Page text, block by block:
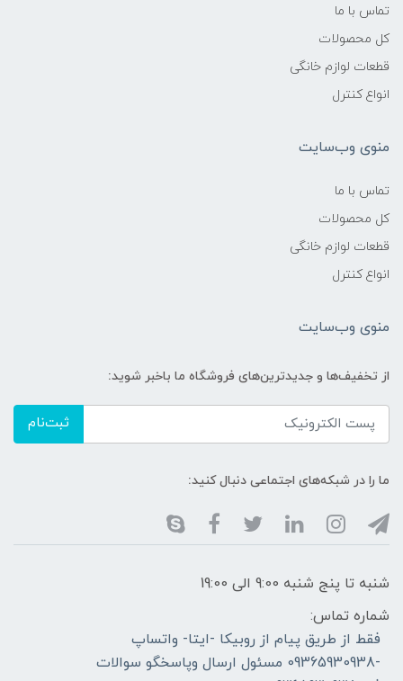
تماس با ما
کل محصولات
قطعات لوازم خانگی
انواع کنترل
منوی وب‌سایت
تماس با ما
کل محصولات
قطعات لوازم خانگی
انواع کنترل
منوی وب‌سایت
از تخفیف‌ها و جدیدترین‌های فروشگاه ما باخبر شوید:
ثبت‌نام
ما را در شبکه‌های اجتماعی دنبال کنید:
شنبه تا پنج شنبه 9:00 الی 19:00
شماره تماس:
فقط از طریق پیام از روبیکا -ایتا- واتساپ
-09365930938 مسئول ارسال وپاسخگو سوالات